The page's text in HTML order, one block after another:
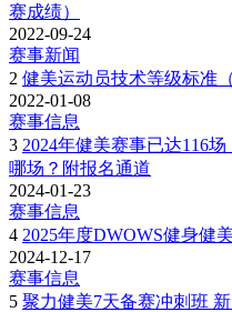
赛成绩）
2022-09-24
赛事新闻
2 健美运动员技术等级标准（
2022-01-08
赛事信息
3 2024年健美赛事已达116
哪场？附报名通道
2024-01-23
赛事信息
4 2025年度DWOWS健身健
2024-12-17
赛事信息
5 聚力健美7天备赛冲刺班